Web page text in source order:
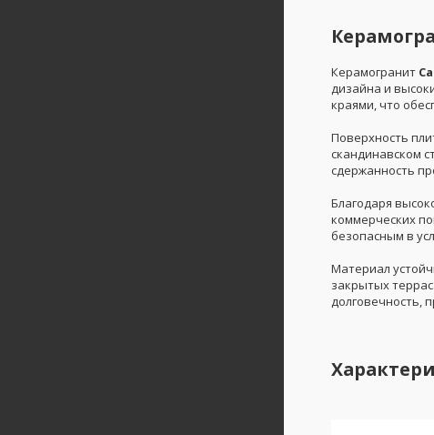
Керамогранит
дизайна и
краями, что
Поверхность
скандинавском
сдержанность
Благодаря
коммерческих
безопасным в
Материал
закрытых
долговечность,